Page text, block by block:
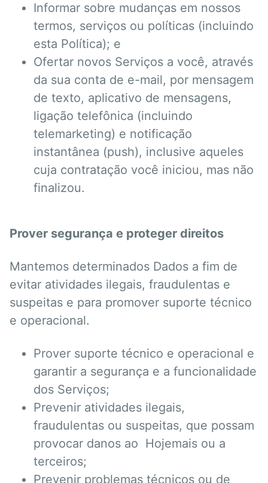
Informar sobre mudanças em nossos
termos, serviços ou políticas (incluindo
esta Política); e
Ofertar novos Serviços a você, através
da sua conta de e-mail, por mensagem
de texto, aplicativo de mensagens,
ligação telefônica (incluindo
telemarketing) e notificação
instantânea (push), inclusive aqueles
cuja contratação você iniciou, mas não
finalizou.
Prover segurança e proteger direitos
Mantemos determinados Dados a fim de
evitar atividades ilegais, fraudulentas e
suspeitas e para promover suporte técnico
e operacional.
Prover suporte técnico e operacional e
garantir a segurança e a funcionalidade
dos Serviços;
Prevenir atividades ilegais,
fraudulentas ou suspeitas, que possam
provocar danos ao Hojemais ou a
terceiros;
Prevenir problemas técnicos ou de